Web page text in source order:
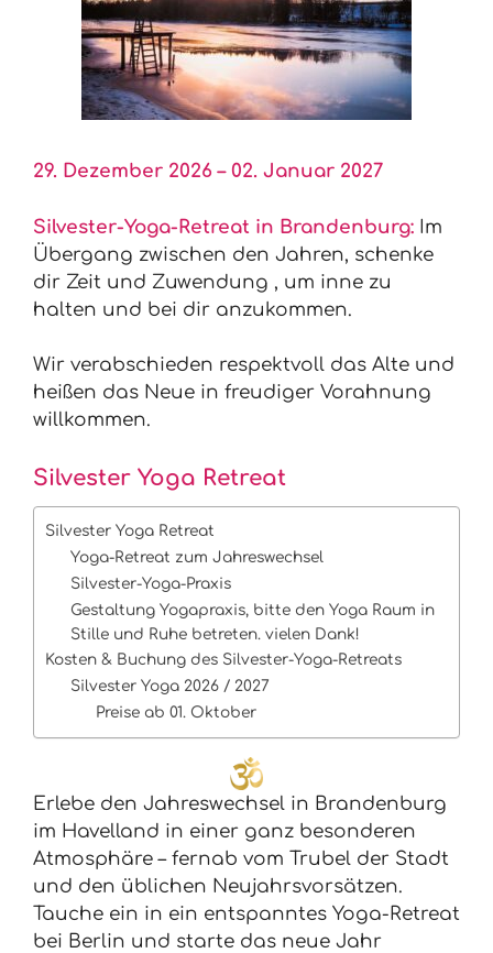
29. Dezember 2026 – 02. Januar 2027
Silvester-Yoga-Retreat in Brandenburg: Im
Übergang zwischen den Jahren, schenke
dir Zeit und Zuwendung , um inne zu
halten und bei dir anzukommen.
Wir verabschieden respektvoll das Alte und
heißen das Neue in freudiger Vorahnung
willkommen.
Silvester Yoga Retreat
Silvester Yoga Retreat
Yoga-Retreat zum Jahreswechsel
Silvester-Yoga-Praxis
Gestaltung Yogapraxis, bitte den Yoga Raum in
Stille und Ruhe betreten. vielen Dank!
Kosten & Buchung des Silvester-Yoga-Retreats
Silvester Yoga 2026 / 2027
Preise ab 01. Oktober
Erlebe den Jahreswechsel in Brandenburg
im Havelland in einer ganz besonderen
Atmosphäre – fernab vom Trubel der Stadt
und den üblichen Neujahrsvorsätzen.
Tauche ein in ein entspanntes Yoga-Retreat
bei Berlin und starte das neue Jahr